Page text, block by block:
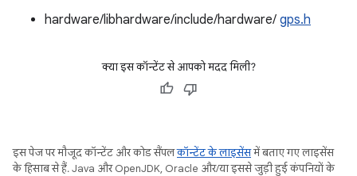
hardware/libhardware/include/hardware/ gps.h
क्या इस कॉन्टेंट से आपको मदद मिली?
इस पेज पर मौजूद कॉन्टेंट और कोड सैंपलकॉन्टेंट के लाइसेंसमें बताए गए लाइसेंस
के हिसाब से हैं. Java और OpenJDK, Oracle और/या इससे जुड़ी हुई कंपनियों के